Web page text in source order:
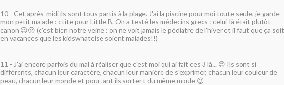
10 - Cet après-midi ils sont tous partis à la plage. J'ai la piscine pour moi toute seule, je garde
mon petit malade : otite pour Little B. On a testé les médecins grecs : celui-là était plutôt
canon 😉😛 (c'est bien notre veine : on ne voit jamais le pédiatre de l'hiver et il faut que ça soit
en vacances que les kidswhatelse soient malades!!)
11 - J'ai encore parfois du mal à réaliser que c'est moi qui ai fait ces 3 là... 😍 Ils sont si
différents, chacun leur caractère, chacun leur manière de s'exprimer, chacun leur couleur de
peau, chacun leur monde et pourtant ils sortent du même moule 😉